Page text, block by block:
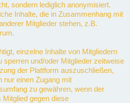
sondern lediglich anonymisiert.
Inhalte, die in Zusammenhang mit
Mitglieder stehen, z.B.
einzelne Inhalte von Mitgliedern
sperren und/oder Mitglieder zeitweise
der Plattform auszuschließen,
nur einen Zugang mit
zu gewähren, wenn der
gegen diese